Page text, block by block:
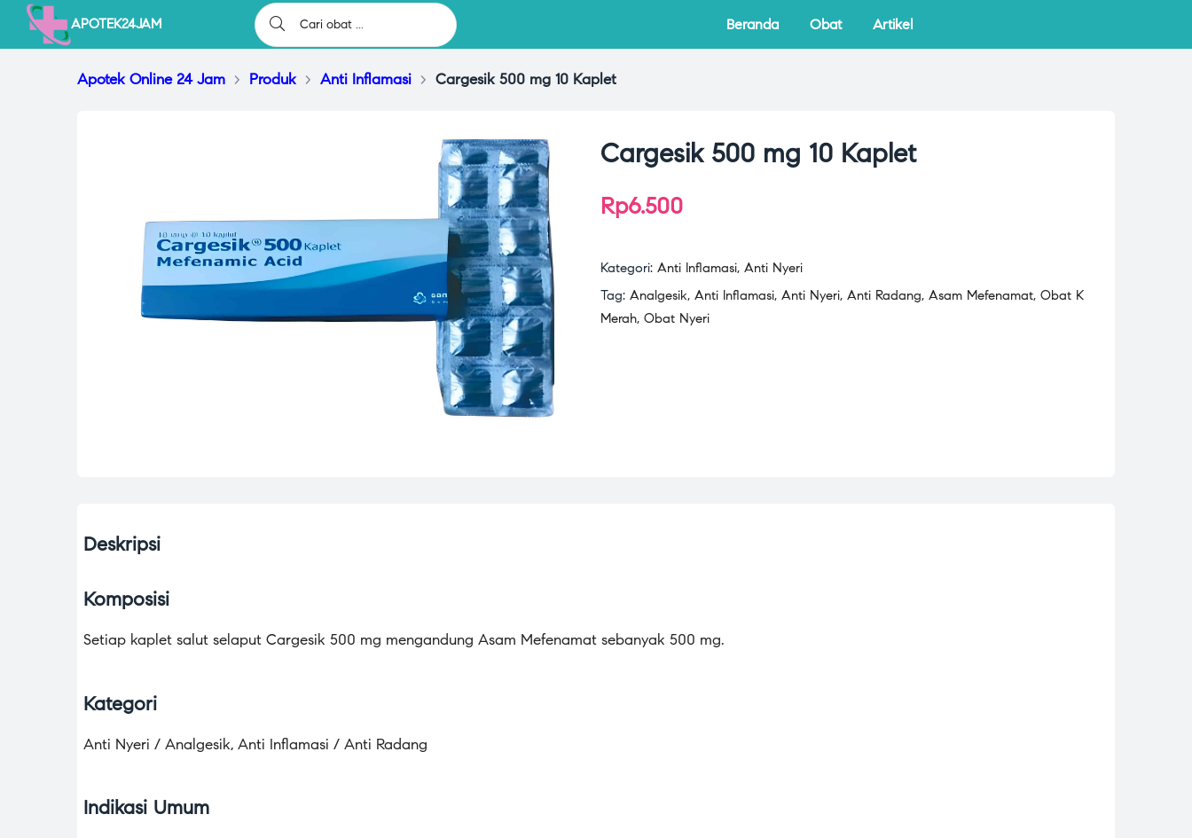
APOTEK24JAM Beranda Obat Artikel
Apotek Online 24 Jam > Produk > Anti Inflamasi > Cargesik 500 mg 10 Kaplet
Cargesik 500 mg 10 Kaplet
Rp6.500
Kategori: Anti Inflamasi, Anti Nyeri
Tag: Analgesik, Anti Inflamasi, Anti Nyeri, Anti Radang, Asam Mefenamat, Obat K
Merah, Obat Nyeri
Deskripsi
Komposisi
Setiap kaplet salut selaput Cargesik 500 mg mengandung Asam Mefenamat sebanyak 500 mg.
Kategori
Anti Nyeri / Analgesik, Anti Inflamasi / Anti Radang
Indikasi Umum